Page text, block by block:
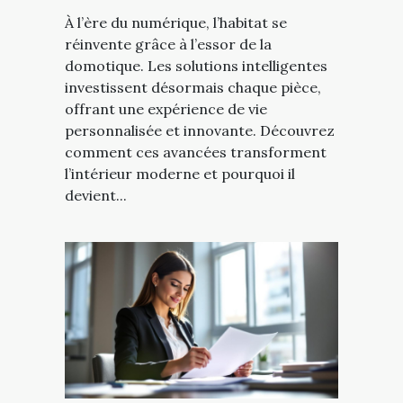
À l’ère du numérique, l’habitat se
réinvente grâce à l’essor de la
domotique. Les solutions intelligentes
investissent désormais chaque pièce,
offrant une expérience de vie
personnalisée et innovante. Découvrez
comment ces avancées transforment
l’intérieur moderne et pourquoi il
devient...